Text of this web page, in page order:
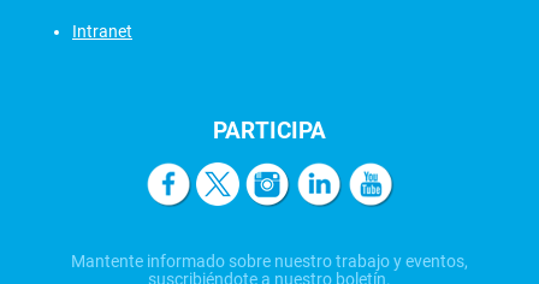
Intranet
PARTICIPA
Mantente informado sobre nuestro trabajo y eventos,
suscribiéndote a nuestro boletín.